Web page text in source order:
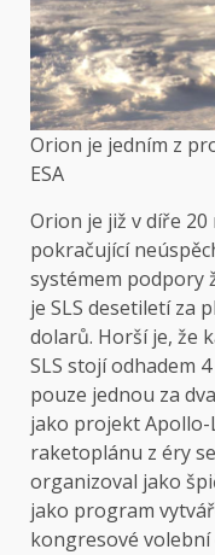
Orion je jedním z
ESA
Orion je již v díře
pokračující
systémem podpory
je SLS desetiletí za
dolarů. Horší je, že
SLS stojí odhadem
pouze jednou za
jako projekt
raketoplánu z éry
organizoval jako
jako program
kongresové volební